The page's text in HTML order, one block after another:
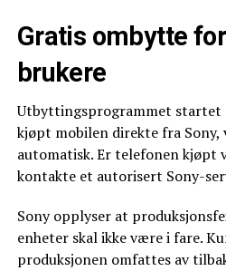
Gratis ombytte
brukere
Utbyttingsprogrammet startet
kjøpt mobilen direkte fra
automatisk. Er telefonen kjøpt
kontakte et autorisert Sony-
Sony opplyser at
enheter skal ikke være i fare.
produksjonen omfattes av